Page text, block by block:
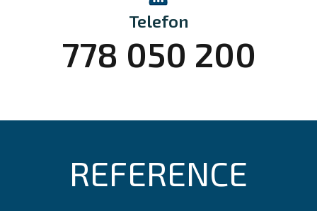
Telefon
778 050 200
REFERENCE